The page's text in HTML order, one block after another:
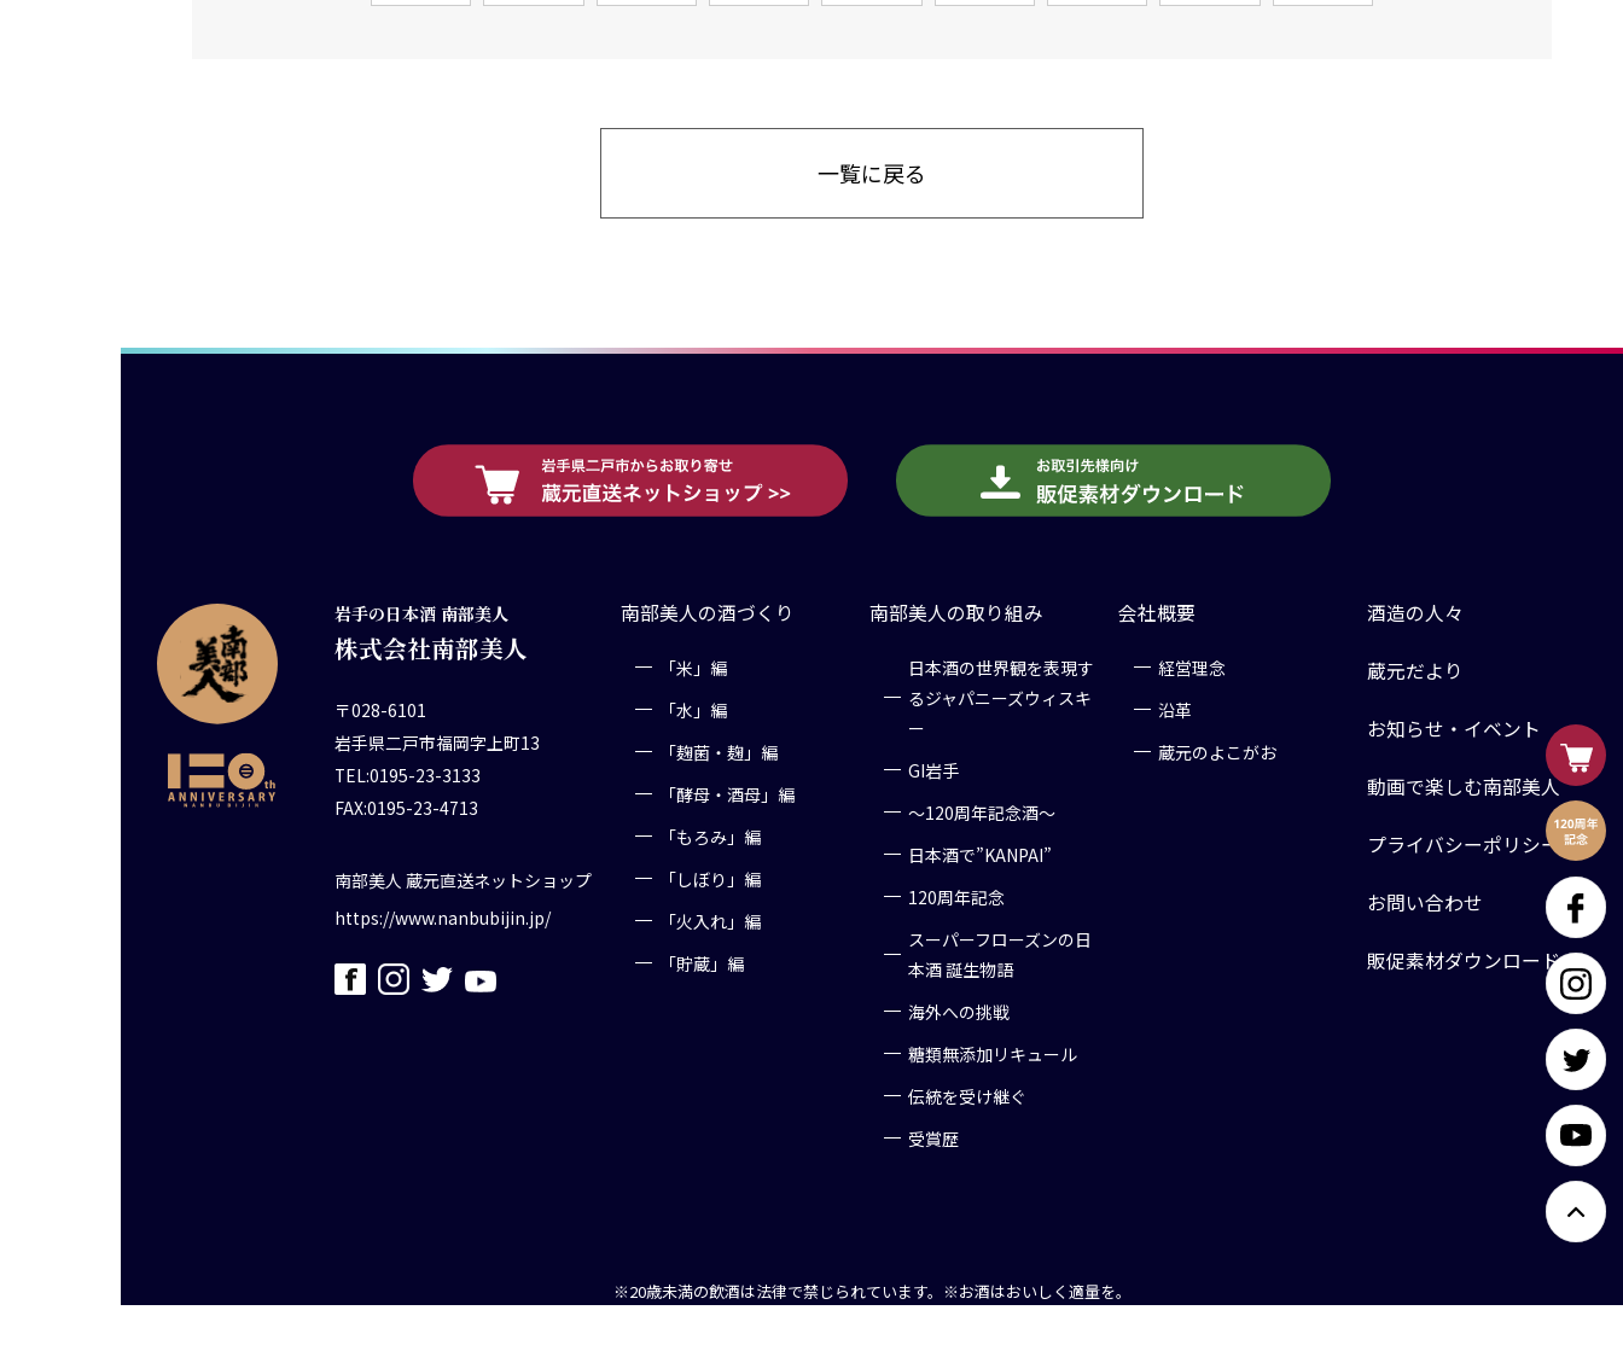
一覧に戻る
岩手の日本酒 南部美人
株式会社南部美人
〒028-6101
岩手県二戸市福岡字上町13
TEL:0195-23-3133
FAX:0195-23-4713
南部美人 蔵元直送ネットショップ
https://www.nanbubijin.jp/
南部美人の酒づくり
「米」編
「水」編
「麹菌・麹」編
「酵母・酒母」編
「もろみ」編
「しぼり」編
「火入れ」編
「貯蔵」編
南部美人の取り組み
日本酒の世界観を表現す
るジャパニーズウィスキ
ー
GI岩手
～120周年記念酒～
日本酒で”KANPAI”
120周年記念
スーパーフローズンの日
本酒 誕生物語
海外への挑戦
糖類無添加リキュール
伝統を受け継ぐ
受賞歴
会社概要
経営理念
沿革
蔵元のよこがお
酒造の人々
蔵元だより
お知らせ・イベント
動画で楽しむ南部美人
プライバシーポリシー
お問い合わせ
販促素材ダウンロード
※20歳未満の飲酒は法律で禁じられています。 ※お酒はおいしく適量を。